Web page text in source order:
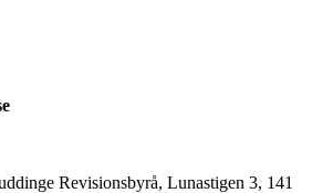
Revisionsbyrå, Lunastigen 3, 141